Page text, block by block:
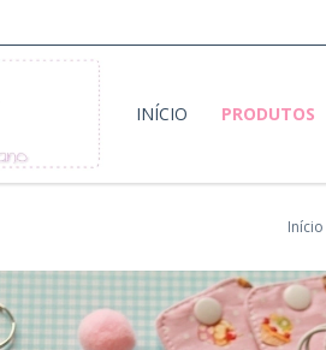
INÍCIO PRODUTOS
Início